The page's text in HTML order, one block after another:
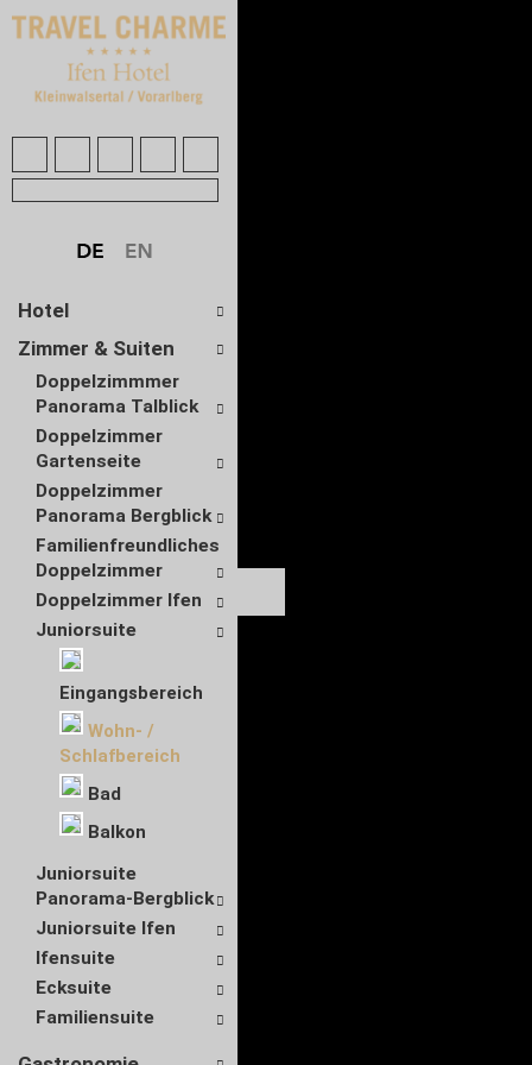
Hotel
Zimmer & Suiten
Doppelzimmmer
Panorama Talblick
Doppelzimmer
Gartenseite
Doppelzimmer
Panorama Bergblick
Familienfreundliches
Doppelzimmer
Doppelzimmer Ifen
Juniorsuite
Eingangsbereich
Wohn- /
Schlafbereich
Bad
Balkon
Juniorsuite
Panorama-Bergblick
Juniorsuite Ifen
Ifensuite
Ecksuite
Familiensuite